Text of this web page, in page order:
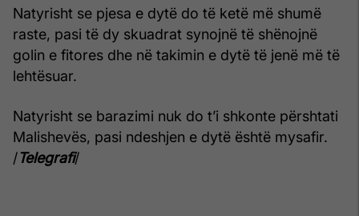
Natyrisht se pjesa e dytë do të ketë më shumë
raste, pasi të dy skuadrat synojnë të shënojnë
golin e fitores dhe në takimin e dytë të jenë më të
lehtësuar.
Natyrisht se barazimi nuk do t’i shkonte përshtati
Malishevës, pasi ndeshjen e dytë është mysafir.
/Telegrafi/